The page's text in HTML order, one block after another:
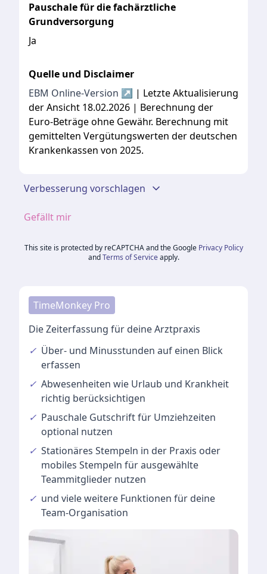
Pauschale für die fachärztliche
Grundversorgung
Ja
Quelle und Disclaimer
EBM Online-Version ↗ | Letzte Aktualisierung
der Ansicht 18.02.2026 | Berechnung der
Euro-Beträge ohne Gewähr. Berechnung mit
gemittelten Vergütungswerten der deutschen
Krankenkassen von 2025.
Verbesserung vorschlagen
Gefällt mir
This site is protected by reCAPTCHA and the Google Privacy Policy
and Terms of Service apply.
TimeMonkey Pro
Die Zeiterfassung für deine Arztpraxis
✓ Über- und Minusstunden auf einen Blick
erfassen
✓ Abwesenheiten wie Urlaub und Krankheit
richtig berücksichtigen
✓ Pauschale Gutschriftfür Umziehzeiten
optional nutzen
✓ Stationäres Stempeln in der Praxis oder
mobiles Stempeln für ausgewählte
Teammitglieder nutzen
✓ und vieleweitere Funktionen für deine
Team-Organisation